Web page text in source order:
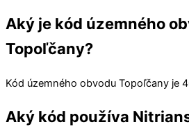
Aký je kód územného
Topoľčany?
Kód územného obvodu Topoľčany je
Aký kód používa